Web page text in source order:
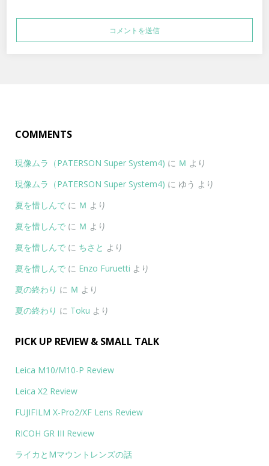
COMMENTS
現像ムラ（PATERSON Super System4) に Ｍ より
現像ムラ（PATERSON Super System4) に ゆう より
夏を惜しんで に Ｍ より
夏を惜しんで に Ｍ より
夏を惜しんで に ちさと より
夏を惜しんで に Enzo Furuetti より
夏の終わり に Ｍ より
夏の終わり に Toku より
PICK UP REVIEW & SMALL TALK
Leica M10/M10-P Review
Leica X2 Review
FUJIFILM X-Pro2/XF Lens Review
RICOH GR III Review
ライカとMマウントレンズの話